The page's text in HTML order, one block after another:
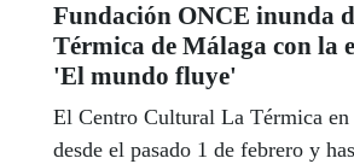
Fundación ONCE inunda
Térmica de Málaga con la
'El mundo fluye'
El Centro Cultural La Térmica en
desde el pasado 1 de febrero y